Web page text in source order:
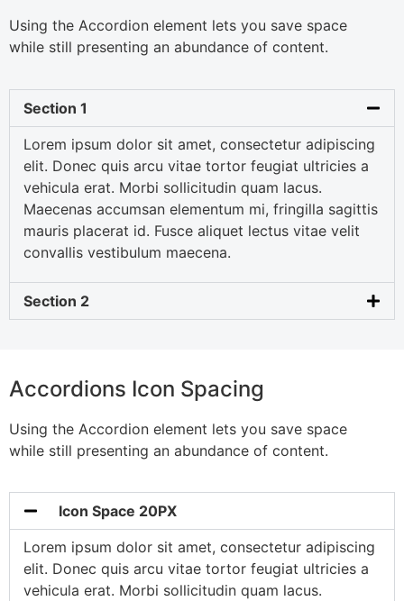
Using the Accordion element lets you save space
while still presenting an abundance of content.
Section 1
Lorem ipsum dolor sit amet, consectetur adipiscing
elit. Donec quis arcu vitae tortor feugiat ultricies a
vehicula erat. Morbi sollicitudin quam lacus.
Maecenas accumsan elementum mi, fringilla sagittis
mauris placerat id. Fusce aliquet lectus vitae velit
convallis vestibulum maecena.
Section 2
Accordions Icon Spacing
Using the Accordion element lets you save space
while still presenting an abundance of content.
Icon Space 20PX
Lorem ipsum dolor sit amet, consectetur adipiscing
elit. Donec quis arcu vitae tortor feugiat ultricies a
vehicula erat. Morbi sollicitudin quam lacus.